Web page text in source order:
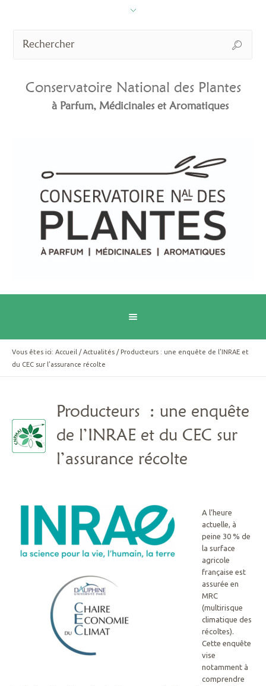
Conservatoire National des Plantes
à Parfum, Médicinales et Aromatiques
Vous êtes ici: Accueil / Actualités / Producteurs : une enquête de l’INRAE et
du CEC sur l’assurance récolte
Producteurs : une enquête
de l’INRAE et du CEC sur
l’assurance récolte
A l’heure
actuelle, à
peine 30 % de
la surface
agricole
française est
assurée en
MRC
(multirisque
climatique des
récoltes).
Cette enquête
vise
notamment à
comprendre